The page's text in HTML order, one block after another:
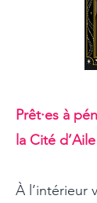
Prêt·es à
la Cité
À l’intérieur